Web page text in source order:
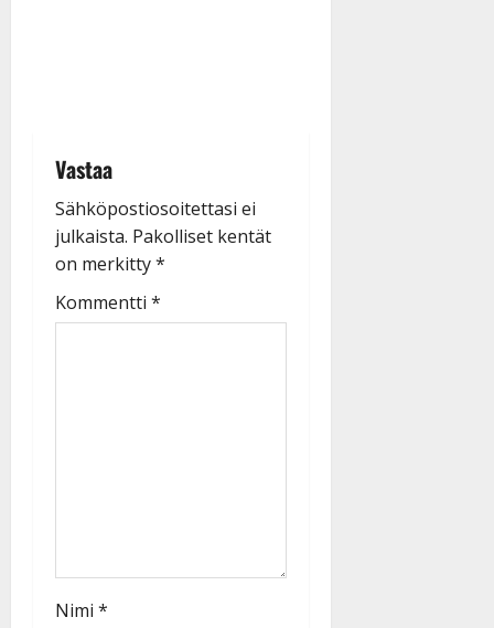
Vastaa
Sähköpostiosoitettasi ei
julkaista. Pakolliset kentät
on merkitty*
Kommentti *
Nimi *